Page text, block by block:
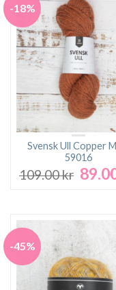
-18%
Svensk Ull Copper
59016
109.00kr Det
-45%